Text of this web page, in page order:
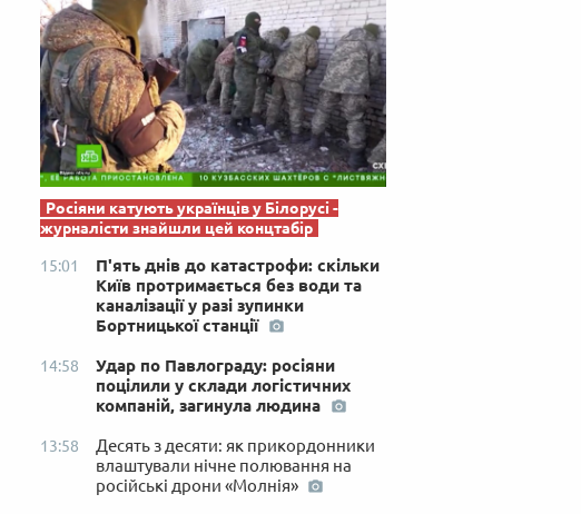
Росіяни катують українців у Білорусі -
журналісти знайшли цей концтабір
15:01
П'ять днів до катастрофи: скільки
Київ протримається без води та
каналізації у разі зупинки
Бортницької станції
14:58
Удар по Павлограду: росіяни
поцілили у склади логістичних
компаній, загинула людина
13:58
Десять з десяти: як прикордонники
влаштували нічне полювання на
російські дрони «Молнія»